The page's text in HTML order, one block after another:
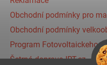
Obchodní podmínky pro
Obchodní podmínky
Program Fotovoltaickeho
Šetrná doprava IRT.cz